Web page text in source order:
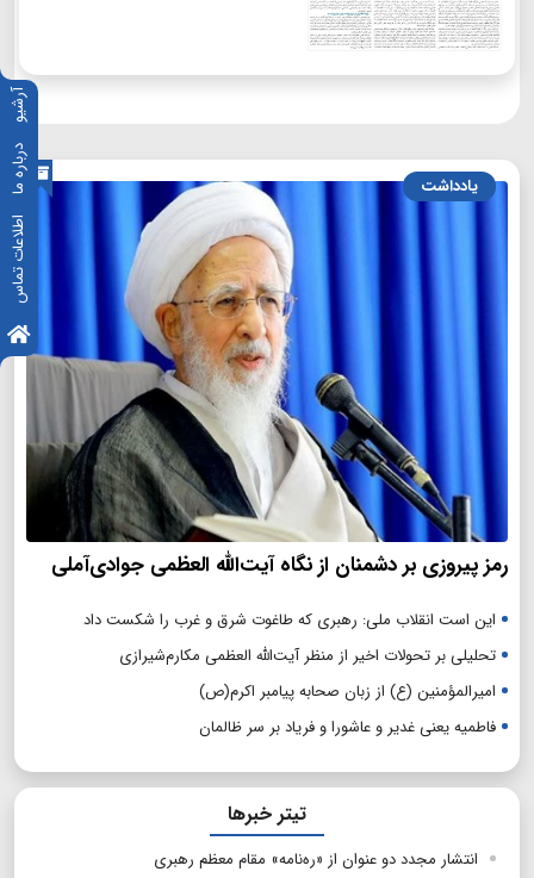
آرشیو
درباره ما
اطلاعات تماس
یادداشت
رمز پیروزی بر دشمنان از نگاه آیت‌الله العظمی جوادی‌آملی
این است انقلاب ملی: رهبری که طاغوت شرق و غرب را شکست داد
تحلیلی بر تحولات اخیر از منظر آیت‌الله العظمی مکارم‌شیرازی
امیرالمؤمنین (ع) از زبان صحابه پیامبر اکرم(ص)
فاطمیه یعنی غدیر و عاشورا و فریاد بر سر ظالمان
تیتر خبرها
انتشار مجدد دو عنوان از «ره‌نامه» مقام معظم رهبری